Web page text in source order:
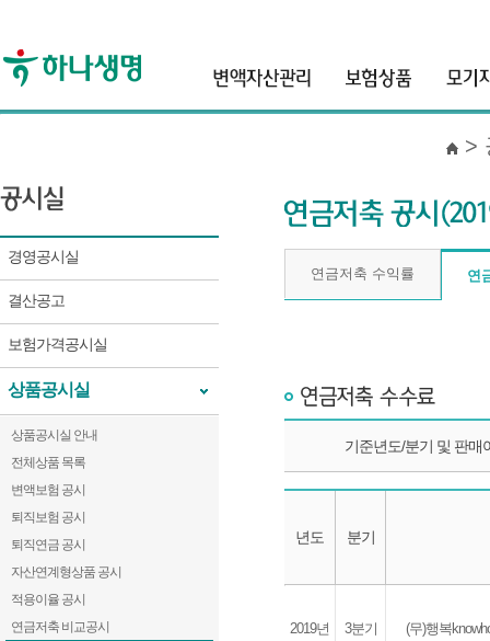
경영공시실
결산공고
보험가격공시실
상품공시실
상품공시실 안내
전체상품 목록
변액보험 공시
퇴직보험 공시
퇴직연금 공시
자산연계형상품 공시
적용이율 공시
연금저축 비교공시
>
연금저축 수익률 연
기준년도/분기 및 판매
년도 분기
2019년 3분기 (무)행복